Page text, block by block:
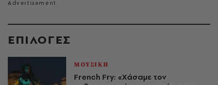
EΠΙΛΟΓΈΣ
ΜΟΥΣΙΚΗ
French Fry: «Χάσαμε τον